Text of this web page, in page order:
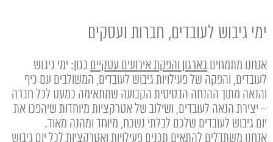
ימי גיבוש לעובדים, חברות ועסקים
אנחנו מתמחים בארגון והפקת אירועים עסקיים כגון: ימי גיבוש
לעובדים, והפקה של פעילויות גיבוש לעובדים, המשולבים עם כיף
והנאה מתוך ההנחה הבסיסית הקבועה שמתאימה כמעט לכל חברה
– יצירת הנאה לעובדים, ושילוב של אטרקציות מיוחדות שיהפכו את
יום גיבוש לעובדים שלכם לבלתי נשכח, מיוחד ומהנה מאוד.
אנחנו משתדלים להתאים תכנים פעילויות ואטרקציות לכל יום גיבוש